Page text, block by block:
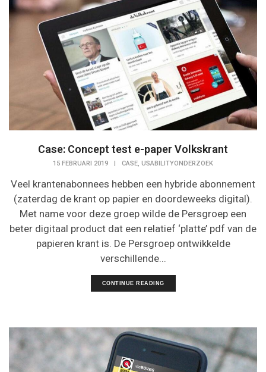
Case: Concept test e-paper Volkskrant
15 FEBRUARI 2019 | CASE, USABILITYONDERZOEK
Veel krantenabonnees hebben een hybride abonnement
(zaterdag de krant op papier en doordeweeks digital).
Met name voor deze groep wilde de Persgroep een
beter digitaal product dat een relatief ‘platte’ pdf van de
papieren krant is. De Persgroep ontwikkelde
verschillende...
CONTINUE READING